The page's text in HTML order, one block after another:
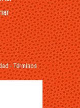
-Términos